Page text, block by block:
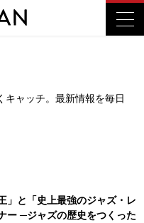
キャッチ。最新情報を毎日
」と「史上最強のジャズ・レ
ー ─ジャズの歴史をつくった